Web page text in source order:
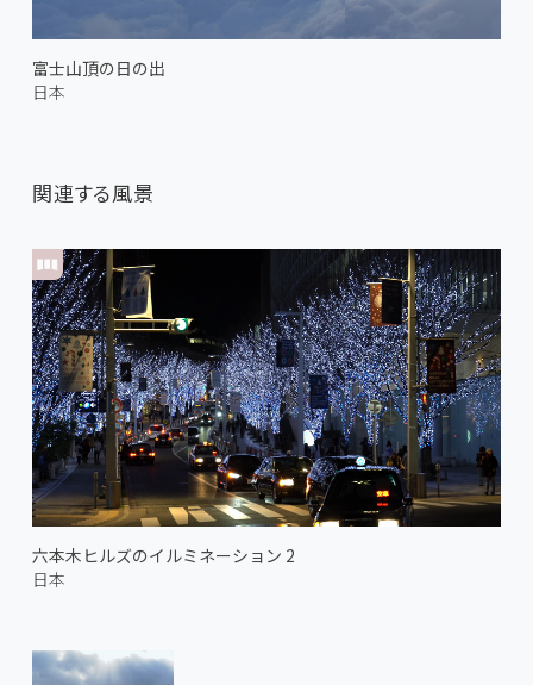
富士山頂の日の出
日本
関連する風景
六本木ヒルズのイルミネーション 2
日本